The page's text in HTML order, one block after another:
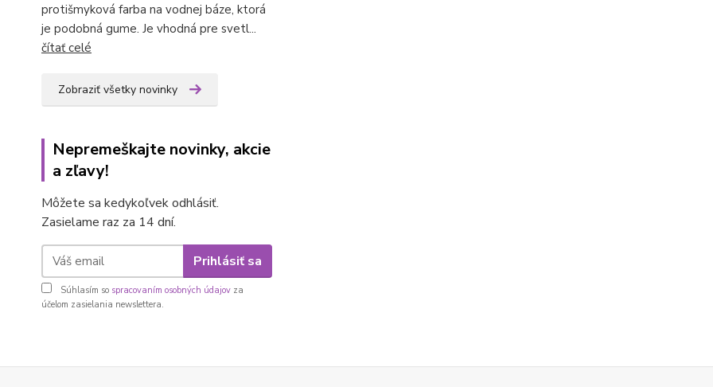
protišmyková farba na vodnej báze, ktorá
je podobná gume. Je vhodná pre svetl...
čítať celé
Zobraziť všetky novinky
Nepremeškajte novinky, akcie
a zľavy!
Môžete sa kedykoľvek odhlásiť.
Zasielame raz za 14 dní.
Prihlásiť sa
Súhlasím so spracovaním osobných údajov za
účelom zasielania newslettera.